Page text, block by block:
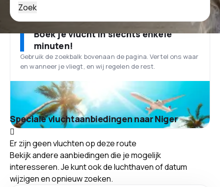
Zoek
Boek je vlucht in slechts enkele
minuten!
Gebruik de zoekbalk bovenaan de pagina. Vertel ons waar
en wanneer je vliegt, en wij regelen de rest.
Speciale vluchtaanbiedingen naar Niger
Er zijn geen vluchten op deze route
Bekijk andere aanbiedingen die je mogelijk
interesseren. Je kunt ook de luchthaven of datum
wijzigen en opnieuw zoeken.